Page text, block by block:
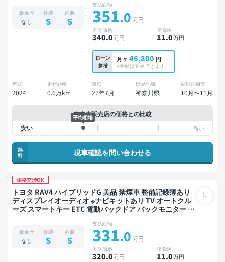
カメラ ドライブレコーダー 衝突軽減
板金歴
なし
外装
S
内装
S
支払総額
351.0 万円
本体価格
340.0万円
諸費用
11.0万円
ローン
参考
月々 46,800 円
※金額は変更できます。
年式
2024
走行距離
0.6万km
車検
27年7月
出品地域
神奈川県
納期の目安
10月〜11月
中古車販売店の価格との比較
平均相場
無
料
現車確認を問い合わせる
価格交渉OK
トヨタ RAV4 ハイブリッドG 美品 禁煙車 整備記録簿あり
ディスプレイオーディオ ※ナビキットあり TV オートクル
ーズ スマートキー ETC 電動バックドア バックモニター 全
板金歴
なし
外装
S
内装
S
支払総額
331.0 万円
本体価格
320.0万円
諸費用
11.0万円